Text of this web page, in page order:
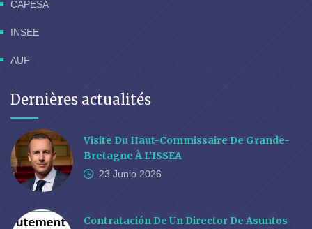
CAPESA
INSEE
AUF
Dernières actualités
Visite Du Haut-Commissaire De Grande-
Bretagne À L'ISSEA
23 Junio 2026
Contratación De Un Director De Asuntos